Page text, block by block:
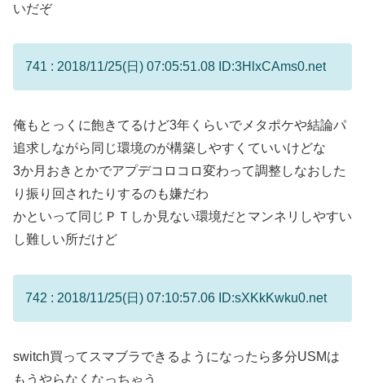
いだぞ
741 : 2018/11/25(日) 07:05:51.08 ID:3HlxCAms0.net
俺もとっくに飽きてるけど3年くらいでメタポケや結論パ
追求しながら同じ環境のが構築しやすくていいけどな
3か月おきとかでアプデコロコロ変わって調整しなおした
り振り回されたりするのも嫌だわ
かといって同じＰＴしか見ない環境だとマンネリしやすい
し難しい所だけど
742 : 2018/11/25(日) 07:10:57.06 ID:sXKkKwku0.net
switch買ってスマブラできるようになったら多分USMは
もうやらなくなっちゃう